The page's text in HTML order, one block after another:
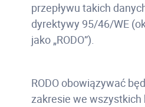
przepływu takich
dyrektywy 95/46/WE
jako „RODO”).
RODO obowiązywać
zakresie we wszystkich